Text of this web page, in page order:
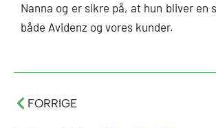
Nanna og er sikre på, at hun bliver en
både Avidenz og vores kunder.
Tidligere
FORRIGE